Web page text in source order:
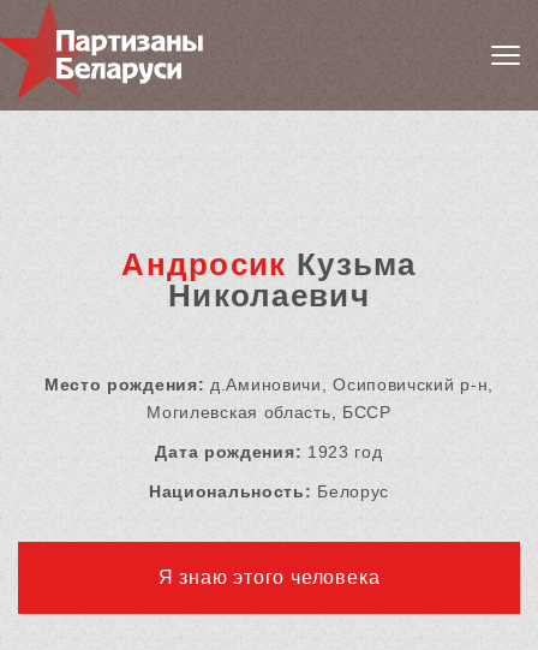
Андросик Кузьма
Николаевич
Место рождения: д.Аминовичи, Осиповичский р-н,
Могилевская область, БССР
Дата рождения: 1923 год
Национальность: Белорус
Я знаю этого человека